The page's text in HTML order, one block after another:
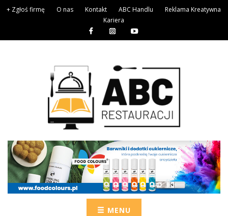
+ Zgłoś firmę O nas Kontakt ABC Handlu
Reklama Kreatywna
Kariera
MENU